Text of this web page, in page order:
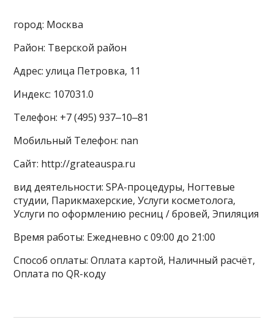
город: Москва
Район: Тверской район
Адрес: улица Петровка, 11
Индекс: 107031.0
Телефон: +7 (495) 937‒10‒81
Мобильный Телефон: nan
Сайт: http://grateauspa.ru
вид деятельности: SPA-процедуры, Ногтевые
студии, Парикмахерские, Услуги косметолога,
Услуги по оформлению ресниц / бровей, Эпиляция
Время работы: Ежедневно с 09:00 до 21:00
Способ оплаты: Оплата картой, Наличный расчёт,
Оплата по QR-коду